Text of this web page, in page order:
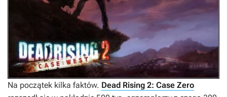
Na początek kilka faktów. Dead Rising 2: Case Zero